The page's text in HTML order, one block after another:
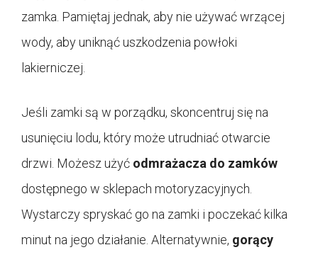
zamka. Pamiętaj jednak, aby nie używać wrzącej
wody, aby uniknąć uszkodzenia powłoki
lakierniczej.
Jeśli zamki są w porządku, skoncentruj się na
usunięciu lodu, który może utrudniać otwarcie
drzwi. Możesz użyć odmrażacza do zamków
dostępnego w sklepach motoryzacyjnych.
Wystarczy spryskać go na zamki i poczekać kilka
minut na jego działanie. Alternatywnie, gorący